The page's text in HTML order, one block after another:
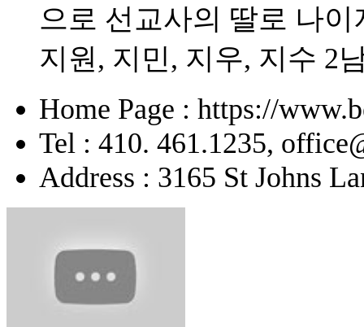
으로 선교사의 딸로 나
지원, 지민, 지우, 지수 2
Home Page : https://
Tel : 410. 461.1235,
Address : 3165 St Johns